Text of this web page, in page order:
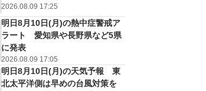
ミリ
℃
m/s
0 ミリ
30
1 m/s
0ミリ
2 m/s
0ミリ
2m/s
0ミリ
2
2026.08.09 17:25
明日8月10日(月)の熱中症警戒ア
ラート 愛知県や長野県など5県
に発表
2026.08.09 17:05
明日8月10日(月)の天気予報 東
北太平洋側は早めの台風対策を